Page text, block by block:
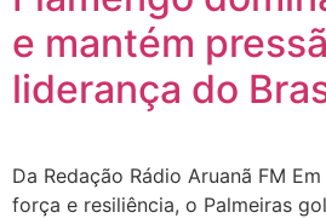
e mantém
liderança do
Da Redação Rádio Aruanã FM
força e resiliência, o Palmeiras